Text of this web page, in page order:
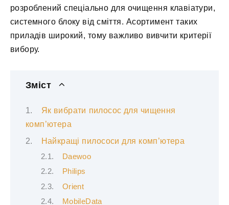
розроблений спеціально для очищення клавіатури,
системного блоку від сміття. Асортимент таких
приладів широкий, тому важливо вивчити критерії
вибору.
Зміст
Як вибрати пилосос для чищення
комп’ютера
Найкращі пилососи для комп’ютера
Daewoo
Philips
Orient
MobileData